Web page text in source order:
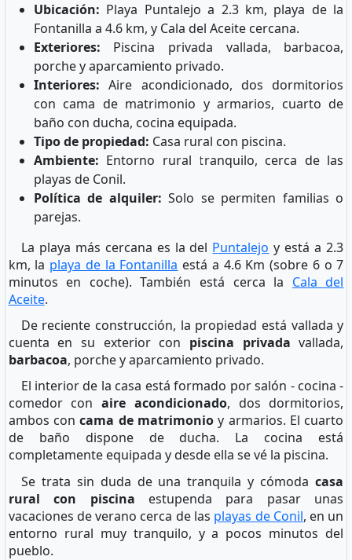
Ubicación: Playa Puntalejo a 2.3 km, playa de la
Fontanilla a 4.6 km, y Cala del Aceite cercana.
Exteriores: Piscina privada vallada, barbacoa,
porche y aparcamiento privado.
Interiores: Aire acondicionado, dos dormitorios
con cama de matrimonio y armarios, cuarto de
baño con ducha, cocina equipada.
Tipo de propiedad: Casa rural con piscina.
Ambiente: Entorno rural tranquilo, cerca de las
playas de Conil.
Política de alquiler: Solo se permiten familias o
parejas.
La playa más cercana es la del Puntalejo y está a 2.3
km, la playa de la Fontanilla está a 4.6 Km (sobre 6 o 7
minutos en coche). También está cerca la Cala del
Aceite.
De reciente construcción, la propiedad está vallada y
cuenta en su exterior con piscina privada vallada,
barbacoa, porche y aparcamiento privado.
El interior de la casa está formado por salón - cocina -
comedor conaire acondicionado, dos dormitorios,
ambos concama de matrimonio y armarios. El cuarto
de baño dispone de ducha. La cocina está
completamente equipada y desde ella se vé la piscina.
Se trata sin duda de una tranquila y cómodacasa
rural con piscina estupenda para pasar unas
vacaciones de verano cerca de las playas de Conil, en un
entorno rural muy tranquilo, y a pocos minutos del
pueblo.